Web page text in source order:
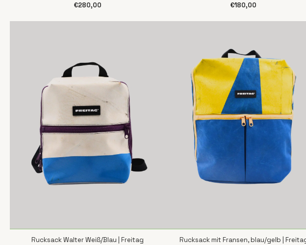
€280,00
€180,00
SCHNELLANSICHT
Rucksack Walter Weiß/Blau | Freitag
SCHNELLANSICHT
Rucksack mit Fransen, blau/gelb |